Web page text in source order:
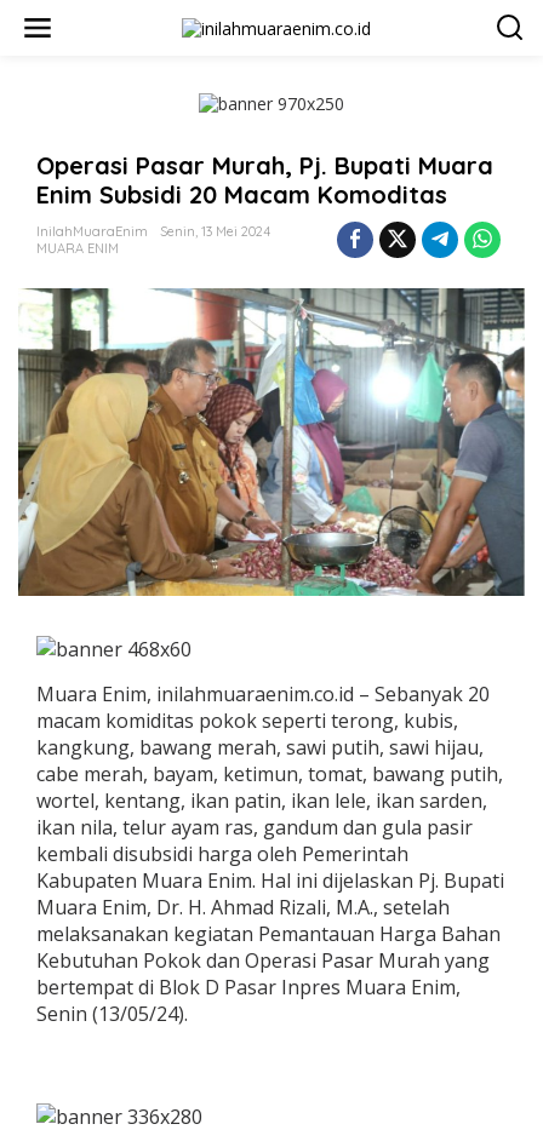
Operasi Pasar Murah, Pj. Bupati Muara
Enim Subsidi 20 Macam Komoditas
InilahMuaraEnim
Senin, 13 Mei 2024
MUARA ENIM
Muara Enim, inilahmuaraenim.co.id – Sebanyak 20
macam komiditas pokok seperti terong, kubis,
kangkung, bawang merah, sawi putih, sawi hijau,
cabe merah, bayam, ketimun, tomat, bawang putih,
wortel, kentang, ikan patin, ikan lele, ikan sarden,
ikan nila, telur ayam ras, gandum dan gula pasir
kembali disubsidi harga oleh Pemerintah
Kabupaten Muara Enim. Hal ini dijelaskan Pj. Bupati
Muara Enim, Dr. H. Ahmad Rizali, M.A., setelah
melaksanakan kegiatan Pemantauan Harga Bahan
Kebutuhan Pokok dan Operasi Pasar Murah yang
bertempat di Blok D Pasar Inpres Muara Enim,
Senin (13/05/24).